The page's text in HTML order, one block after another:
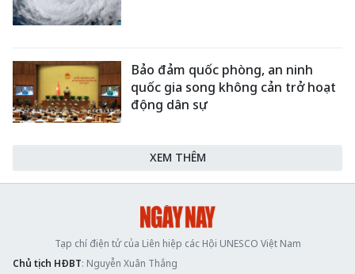
Bảo đảm quốc phòng, an ninh
quốc gia song không cản trở hoạt
động dân sự
XEM THÊM
Tạp chí điện tử của Liên hiệp các Hội UNESCO Việt Nam
Chủ tịch HĐBT: Nguyễn Xuân Thắng